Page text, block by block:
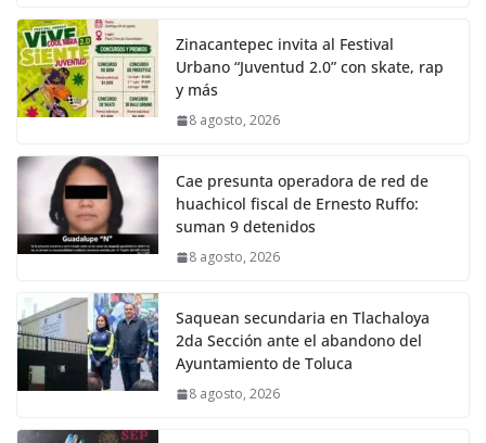
Zinacantepec invita al Festival
Urbano “Juventud 2.0” con skate, rap
y más
8 agosto, 2026
Cae presunta operadora de red de
huachicol fiscal de Ernesto Ruffo:
suman 9 detenidos
8 agosto, 2026
Saquean secundaria en Tlachaloya
2da Sección ante el abandono del
Ayuntamiento de Toluca
8 agosto, 2026